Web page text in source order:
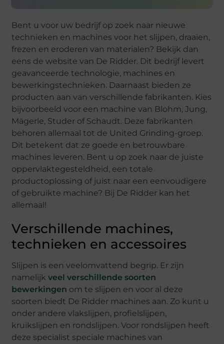
Bent u voor uw bedrijf op zoek naar nieuwe
technieken en machines voor het slijpen, draaien,
frezen en eroderen van materialen? Bekijk dan
eens de website van De Ridder. Dit bedrijf levert
geavanceerde technologie, machines en
bewerkingstechnieken. Daarnaast bieden ze
producten aan van verschillende fabrikanten. Kies
bijvoorbeeld voor een machine van Blohm, Jung,
Mägerle, Studer of Schaudt. Deze fabrikanten
behoren allemaal tot de United Grinding-groep.
Dit betekent dat ze goede en betrouwbare
machines leveren. Bent u op zoek naar de juiste
oppervlaktegesteldheid, een totale
productoplossing of juist naar een eenvoudigere
of gebruikte machine? Bij De Ridder kan het
allemaal!
Verschillende machines,
technieken en accessoires
Slijpen is een veelomvattend begrip. Er zijn
namelijkveel verschillende soorten
bewerkingen om te slijpen en voor al deze
soorten biedt De Ridder machines aan. Zo kunt u
onder andere vlakslijpen, profielslijpen,
kruikslijpen en rondslijpen. Voor rondslijpen heeft
deze specialist speciale machines van